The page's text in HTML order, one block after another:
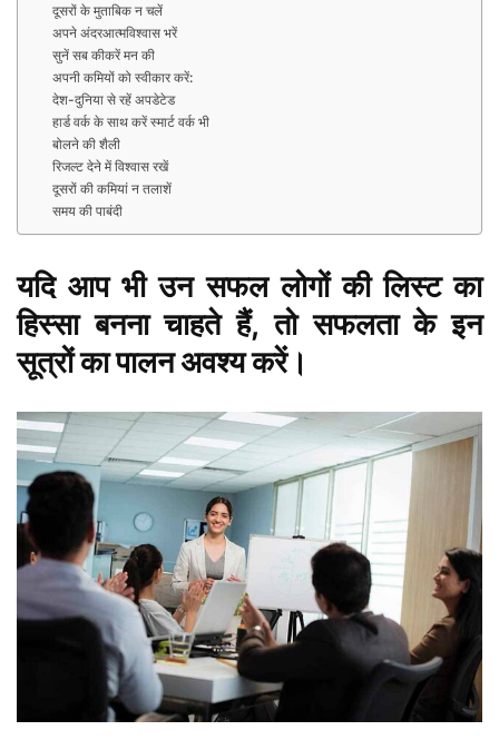
दूसरों के मुताबिक न चलें
अपने अंदरआत्मविश्वास भरें
सुनें सब कीकरें मन की
अपनी कमियों को स्वीकार करें:
देश-दुनिया से रहें अपडेटेड
हार्ड वर्क के साथ करें स्मार्ट वर्क भी
बोलने की शैली
रिजल्ट देने में विश्वास रखें
दूसरों की कमियां न तलाशें
समय की पाबंदी
यदि आप भी उन सफल लोगों की लिस्ट का
हिस्सा बनना चाहते हैं, तो सफलता के इन
सूत्रों का पालन अवश्य करें।